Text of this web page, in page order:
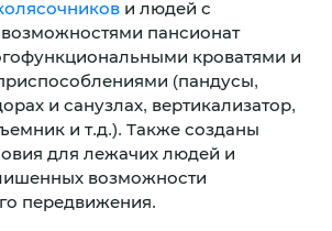
и людей с
пансионат
кроватями и
(пандусы,
и санузлах, вертикализатор,
и т.д.). Также созданы
для лежачих людей и
возможности
передвижения.